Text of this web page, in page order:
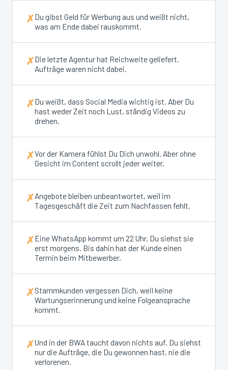
✗Du gibst Geld für Werbung aus und weißt nicht,
was am Ende dabei rauskommt.
✗Die letzte Agentur hat Reichweite geliefert.
Aufträge waren nicht dabei.
✗Du weißt, dass Social Media wichtig ist. Aber Du
hast weder Zeit noch Lust, ständig Videos zu
drehen.
✗Vor der Kamera fühlst Du Dich unwohl. Aber ohne
Gesicht im Content scrollt jeder weiter.
✗Angebote bleiben unbeantwortet, weil im
Tagesgeschäft die Zeit zum Nachfassen fehlt.
✗Eine WhatsApp kommt um 22 Uhr. Du siehst sie
erst morgens. Bis dahin hat der Kunde einen
Termin beim Mitbewerber.
✗Stammkunden vergessen Dich, weil keine
Wartungserinnerung und keine Folgeansprache
kommt.
✗Und in der BWA taucht davon nichts auf. Du siehst
nur die Aufträge, die Du gewonnen hast, nie die
verlorenen.